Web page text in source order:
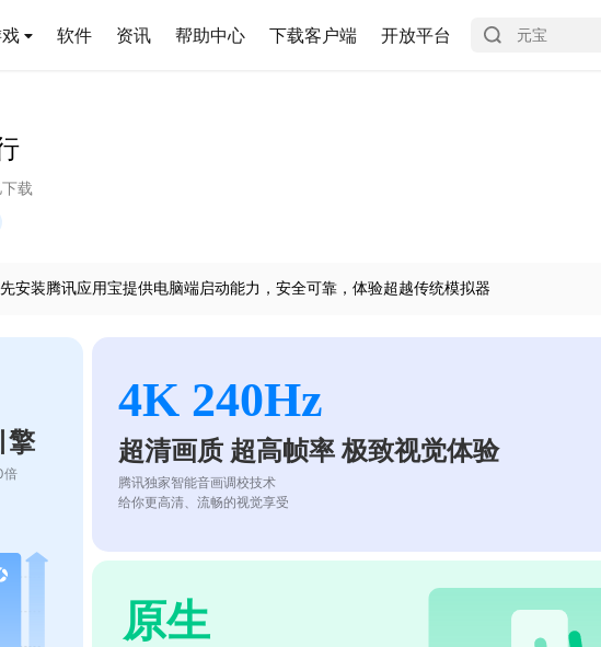
软件 资讯 帮助中心 下载客户端 开放平台
载
安装腾讯应用宝提供电脑端启动能力，安全可靠，体验超越传统模拟器
擎
倍
4K 240Hz
超清画质 超高帧率 极致视觉体验
腾讯独家智能音画调校技术
给你更高清、流畅的视觉享受
原生